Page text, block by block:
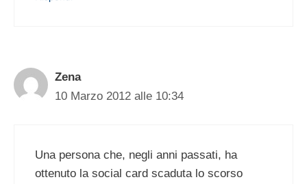
Zena
10 Marzo 2012 alle 10:34
Una persona che, negli anni passati, ha
ottenuto la social card scaduta lo scorso